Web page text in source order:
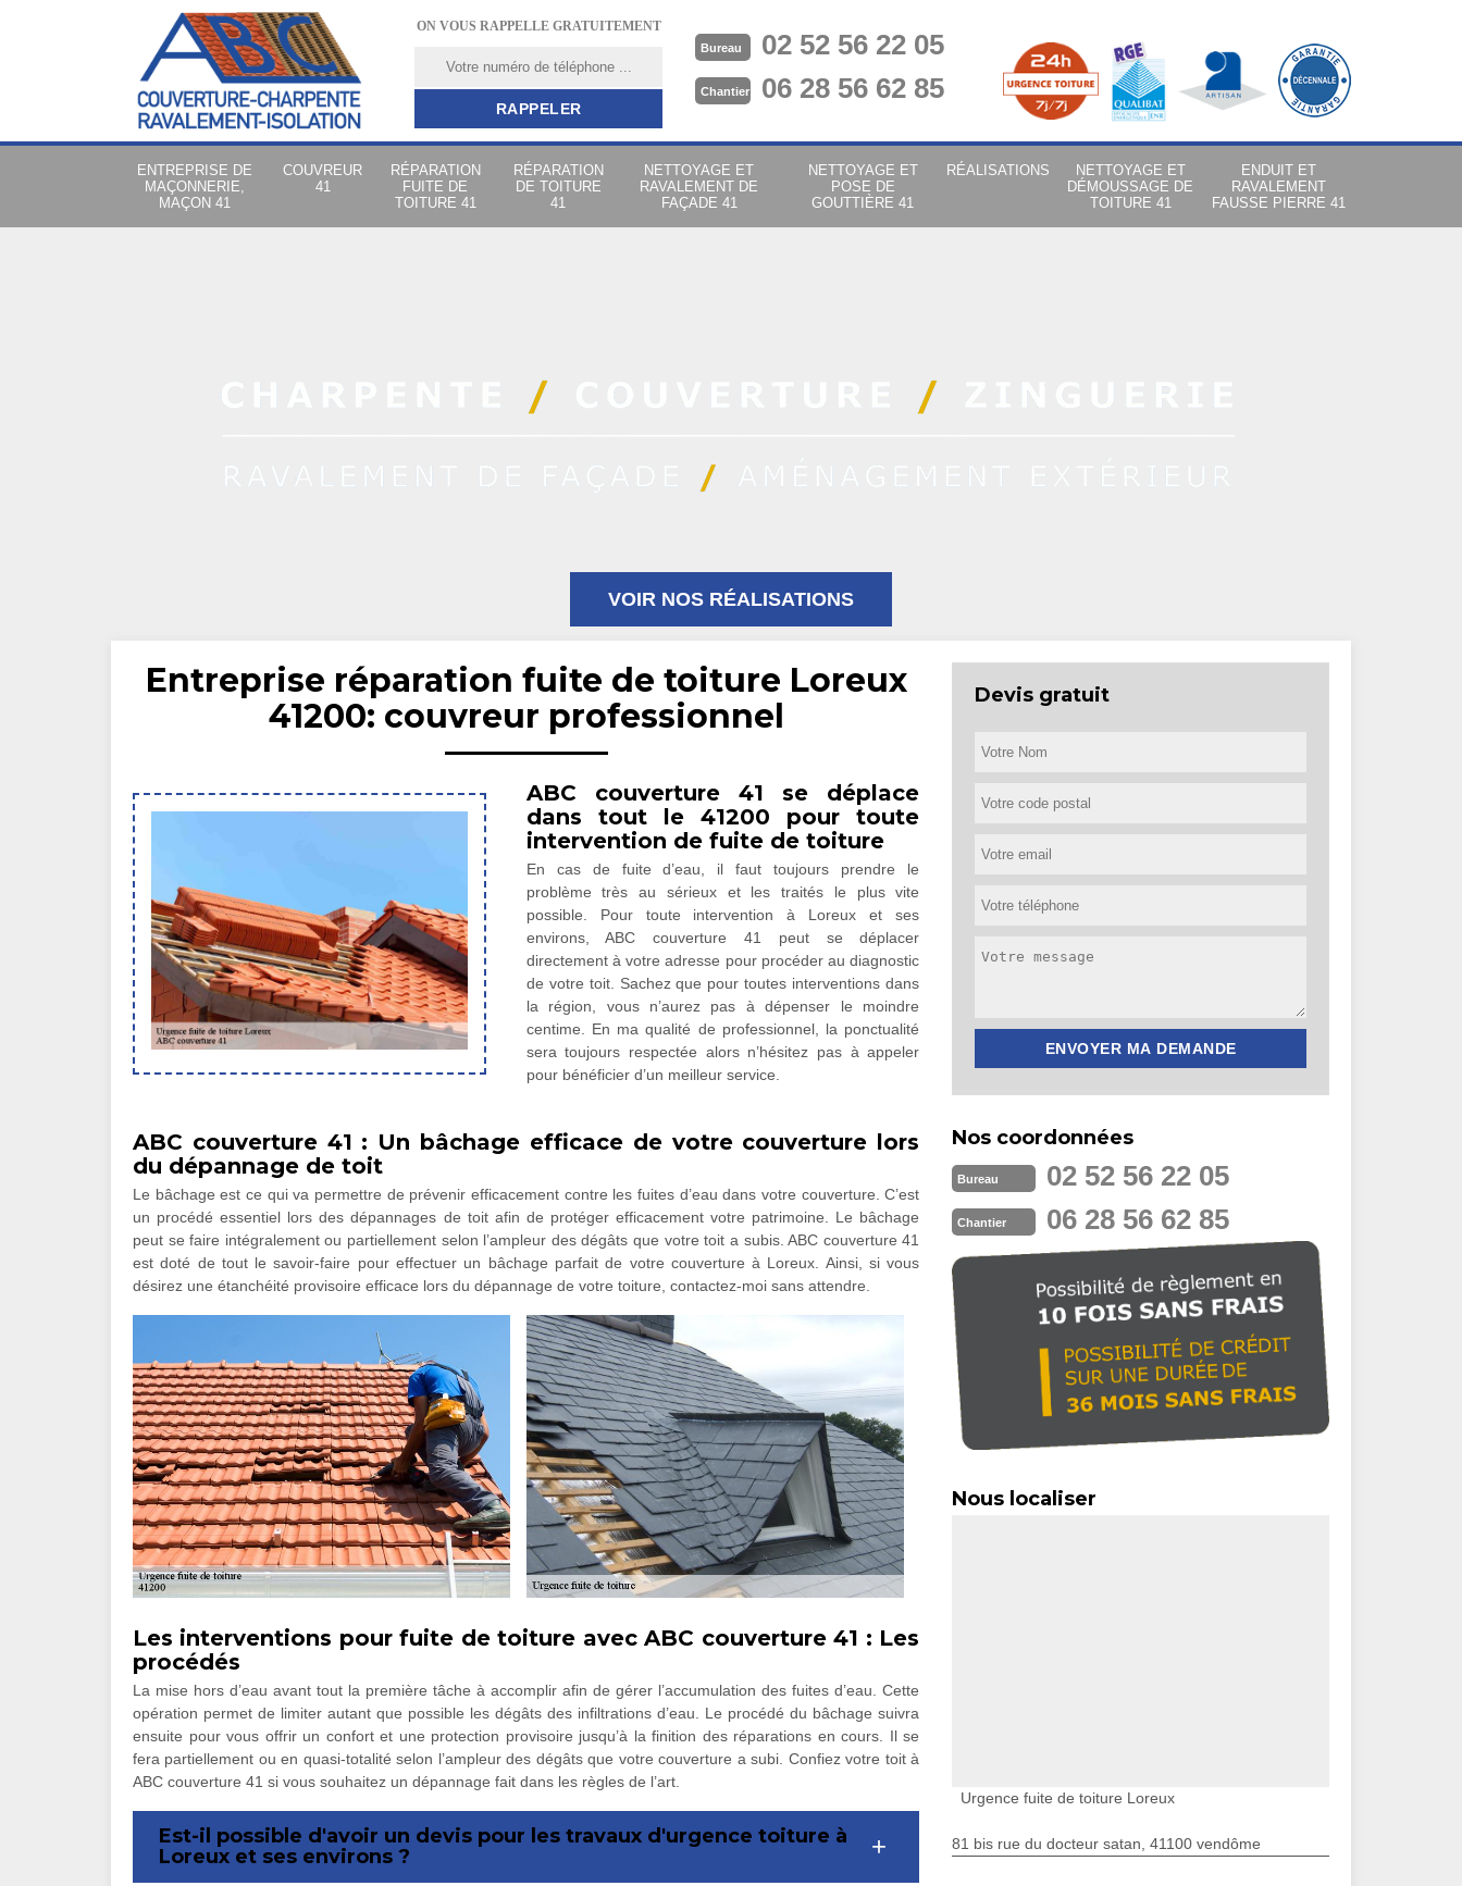
ON VOUS RAPPELLE GRATUITEMENT
Bureau 02 52 56 22 05
Chantier 06 28 56 62 85
ENTREPRISE DE
MAÇONNERIE,
MAÇON 41
COUVREUR
41
RÉPARATION
FUITE DE
TOITURE 41
RÉPARATION
DE TOITURE
41
NETTOYAGE ET
RAVALEMENT DE
FAÇADE 41
NETTOYAGE ET
POSE DE
GOUTTIÈRE 41
RÉALISATIONS
NETTOYAGE ET
DÉMOUSSAGE DE
TOITURE 41
ENDUIT ET
RAVALEMENT
FAUSSE PIERRE 41
VOIR NOS RÉALISATIONS
Entreprise réparation fuite de toiture Loreux
41200: couvreur professionnel
ABC couverture 41 se déplace
dans tout le 41200 pour toute
intervention de fuite de toiture
En cas de fuite d’eau, il faut toujours prendre le
problème très au sérieux et les traités le plus vite
possible. Pour toute intervention à Loreux et ses
environs, ABC couverture 41 peut se déplacer
directement à votre adresse pour procéder au diagnostic
de votre toit. Sachez que pour toutes interventions dans
la région, vous n’aurez pas à dépenser le moindre
centime. En ma qualité de professionnel, la ponctualité
sera toujours respectée alors n’hésitez pas à appeler
pour bénéficier d’un meilleur service.
ABC couverture 41 : Un bâchage efficace de votre couverture lors
du dépannage de toit
Le bâchage est ce qui va permettre de prévenir efficacement contre les fuites d’eau dans votre couverture. C’est
un procédé essentiel lors des dépannages de toit afin de protéger efficacement votre patrimoine. Le bâchage
peut se faire intégralement ou partiellement selon l’ampleur des dégâts que votre toit a subis. ABC couverture 41
est doté de tout le savoir-faire pour effectuer un bâchage parfait de votre couverture à Loreux. Ainsi, si vous
désirez une étanchéité provisoire efficace lors du dépannage de votre toiture, contactez-moi sans attendre.
Les interventions pour fuite de toiture avec ABC couverture 41 : Les
procédés
La mise hors d’eau avant tout la première tâche à accomplir afin de gérer l’accumulation des fuites d’eau. Cette
opération permet de limiter autant que possible les dégâts des infiltrations d’eau. Le procédé du bâchage suivra
ensuite pour vous offrir un confort et une protection provisoire jusqu’à la finition des réparations en cours. Il se
fera partiellement ou en quasi-totalité selon l’ampleur des dégâts que votre couverture a subi. Confiez votre toit à
ABC couverture 41 si vous souhaitez un dépannage fait dans les règles de l’art.
Est-il possible d'avoir un devis pour les travaux d'urgence toiture à
Loreux et ses environs ?
Devis gratuit
Nos coordonnées
Bureau 02 52 56 22 05
Chantier 06 28 56 62 85
Nous localiser
Urgence fuite de toiture Loreux
81 bis rue du docteur satan, 41100 vendôme